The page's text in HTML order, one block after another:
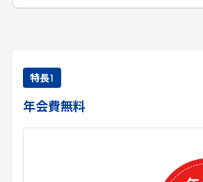
特長
年会費無料